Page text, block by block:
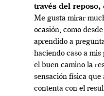
través del reposo,
Me gusta mirar
ocasión, como
aprendido a
haciendo caso a mis
el buen camino la
sensación física que
contenta con el